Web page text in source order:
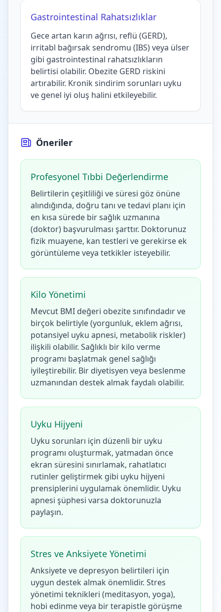
Gastrointestinal Rahatsızlıklar
Gece artan karın ağrısı, reflü (GERD),
irritabl bağırsak sendromu (IBS) veya ülser
gibi gastrointestinal rahatsızlıkların
belirtisi olabilir. Obezite GERD riskini
artırabilir. Kronik sindirim sorunları uyku
ve genel iyi oluş halini etkileyebilir.
Öneriler
Profesyonel Tıbbi Değerlendirme
Belirtilerin çeşitliliği ve süresi göz önüne
alındığında, doğru tanı ve tedavi planı için
en kısa sürede bir sağlık uzmanına
(doktor) başvurulması şarttır. Doktorunuz
fizik muayene, kan testleri ve gerekirse ek
görüntüleme veya tetkikler isteyebilir.
Kilo Yönetimi
Mevcut BMI değeri obezite sınıfındadır ve
birçok belirtiyle (yorgunluk, eklem ağrısı,
potansiyel uyku apnesi, metabolik riskler)
ilişkili olabilir. Sağlıklı bir kilo verme
programı başlatmak genel sağlığı
iyileştirebilir. Bir diyetisyen veya beslenme
uzmanından destek almak faydalı olabilir.
Uyku Hijyeni
Uyku sorunları için düzenli bir uyku
programı oluşturmak, yatmadan önce
ekran süresini sınırlamak, rahatlatıcı
rutinler geliştirmek gibi uyku hijyeni
prensiplerini uygulamak önemlidir. Uyku
apnesi şüphesi varsa doktorunuzla
paylaşın.
Stres ve Anksiyete Yönetimi
Anksiyete ve depresyon belirtileri için
uygun destek almak önemlidir. Stres
yönetimi teknikleri (meditasyon, yoga),
hobi edinme veya bir terapistle görüşme